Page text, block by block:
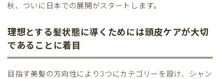
秋、ついに日本での展開がスタートします。
理想とする髪状態に導くためには頭皮ケアが大切
であることに着目
目指す美髪の方向性により3つにカテゴリーを設け、シャン